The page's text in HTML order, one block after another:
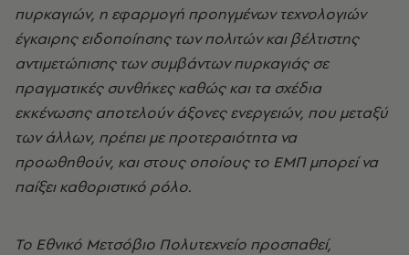
πυρκαγιών, η εφαρμογή προηγμένων τεχνολογιών
έγκαιρης ειδοποίησης των πολιτών και βέλτιστης
αντιμετώπισης των συμβάντων πυρκαγιάς σε
πραγματικές συνθήκες καθώς και τα σχέδια
εκκένωσης αποτελούν άξονες ενεργειών, που μεταξύ
των άλλων, πρέπει με προτεραιότητα να
προωθηθούν, και στους οποίους το ΕΜΠ μπορεί να
παίξει καθοριστικό ρόλο.
Το Εθνικό Μετσόβιο Πολυτεχνείο προσπαθεί,